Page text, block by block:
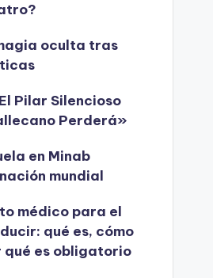
oculta tras
Pilar Silencioso
Perderá»
en Minab
mundial
médico para el
qué es, cómo
qué es obligatorio